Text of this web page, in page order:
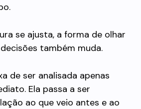
se ajusta, a forma de olhar
também muda.
de ser analisada apenas
Ela passa a ser
ao que veio antes e ao